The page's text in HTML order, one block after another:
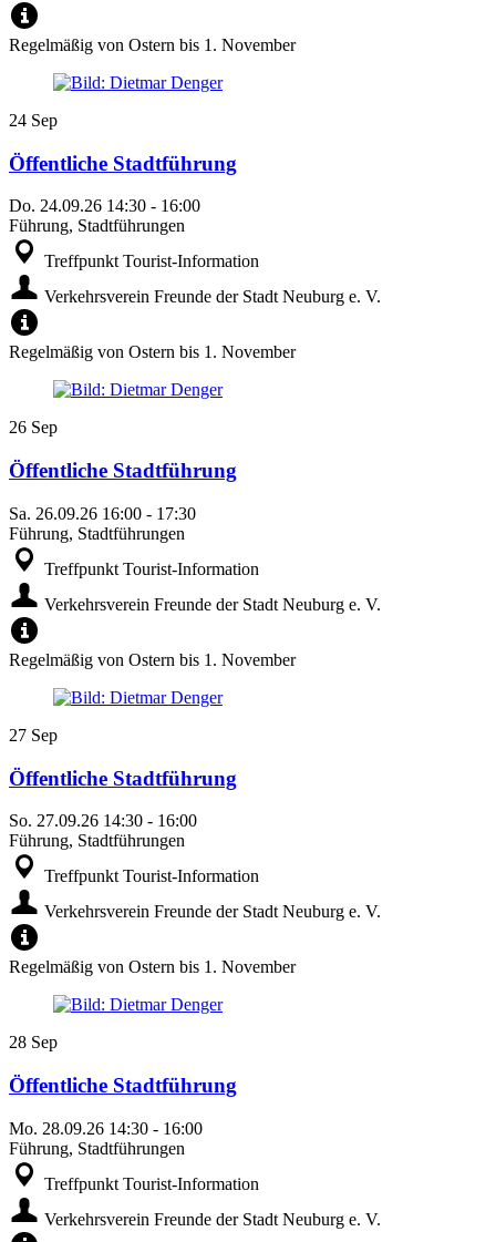
Regelmäßig von Ostern bis 1. November
24 Sep
Öffentliche Stadtführung
Do. 24.09.26 14:30 - 16:00
Führung, Stadtführungen
Treffpunkt Tourist-Information
Verkehrsverein Freunde der Stadt Neuburg e. V.
Regelmäßig von Ostern bis 1. November
26 Sep
Öffentliche Stadtführung
Sa. 26.09.26 16:00 - 17:30
Führung, Stadtführungen
Treffpunkt Tourist-Information
Verkehrsverein Freunde der Stadt Neuburg e. V.
Regelmäßig von Ostern bis 1. November
27 Sep
Öffentliche Stadtführung
So. 27.09.26 14:30 - 16:00
Führung, Stadtführungen
Treffpunkt Tourist-Information
Verkehrsverein Freunde der Stadt Neuburg e. V.
Regelmäßig von Ostern bis 1. November
28 Sep
Öffentliche Stadtführung
Mo. 28.09.26 14:30 - 16:00
Führung, Stadtführungen
Treffpunkt Tourist-Information
Verkehrsverein Freunde der Stadt Neuburg e. V.